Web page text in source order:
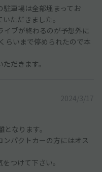
車場は全部埋まってお
ただきました。
イブが終わるのが予想外に
らいまで停められたので本
だきます。
2024/3/17
なります。
パクトカーの方にはオス
つけて下さい。